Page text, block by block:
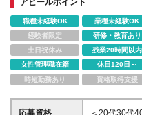
＊ワーキングママもOK！
アピールポイント
職種未経験OK 業種未経験OK
経験者限定
研修・教育あり
土日祝休み
残業20時間以内
女性管理職在籍
休日120日～
時短勤務あり
資格取得支援
応募資格
＜20代30代